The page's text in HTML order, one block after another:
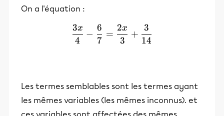
On a l'équation :
\frac{3x}{4} -
4
3x
−
7
6
=
3
2x
+
14
3
Les termes semblables sont les termes ayant
les mêmes variables (les mêmes inconnus). et